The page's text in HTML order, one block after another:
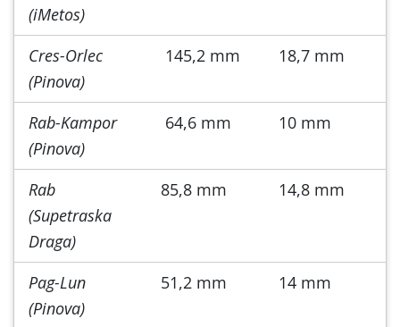
(iMetos)
Cres-Orlec
(Pinova)
145,2 mm 18,7 mm
Rab-Kampor
(Pinova)
64,6 mm 10 mm
Rab
(Supetraska
Draga)
85,8 mm 14,8 mm
Pag-Lun
(Pinova)
51,2 mm 14 mm